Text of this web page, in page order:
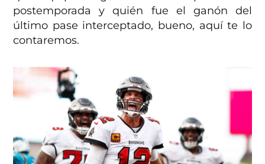
postemporada y quién fue el ganón del
último pase interceptado, bueno, aquí te lo
contaremos.